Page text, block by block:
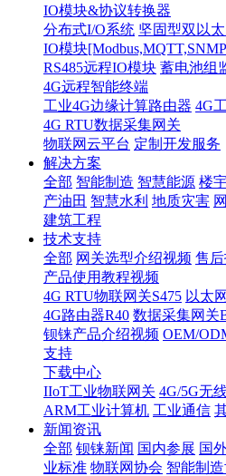
IO模块&协议转换器
分布式I/O系统 坚固型双以
IO模块
RS485远程IO模块 蓄电池组
4G远程智能终端
工业4G边缘计算路由器 4G
4G RTU数据采集网关
物联网云平台 定制开发服务
解决方案
全部 智能制造 智慧能源 楼
产油田 智慧水利 地质灾害
建筑工程
技术支持
全部 网关选型介绍视频 售
产品使用教程视频
4G RTU物联网关S475 以太
4G路由器R40 数据采集网关
钡铼产品介绍视频 OEM/
支持
下载中心
IIoT工业物联网关 4G/5G无
ARM工业计算机 工业通信
新闻资讯
全部 钡铼新闻 国内参展 国
业标准 物联网协会 智能制